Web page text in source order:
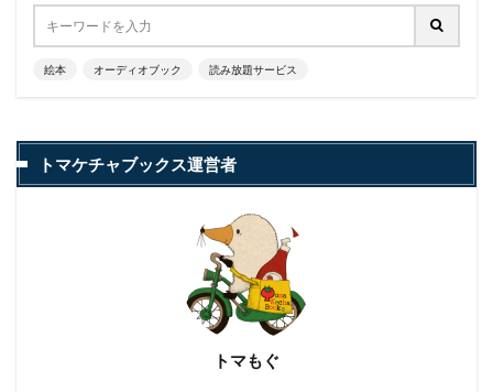
絵本 オーディオブック 読み放題サービス
トマケチャブックス運営者
トマもぐ